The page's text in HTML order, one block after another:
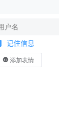
记住信息
添加表情